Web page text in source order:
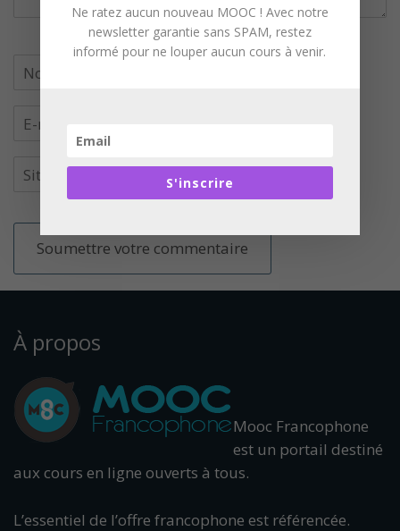
À propos
Mooc Francophone
est un portail destiné
aux cours en ligne ouverts à tous.
L’essentiel de l’offre francophone est référencée.
Ne ratez aucun nouveau MOOC ! Avec notre
newsletter garantie sans SPAM, restez
informé pour ne louper aucun cours à venir.
S'inscrire